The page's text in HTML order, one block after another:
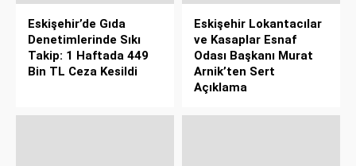
Eskişehir’de Gıda
Denetimlerinde Sıkı
Takip: 1 Haftada 449
Bin TL Ceza Kesildi
Eskişehir Lokantacılar
ve Kasaplar Esnaf
Odası Başkanı Murat
Arnik’ten Sert
Açıklama